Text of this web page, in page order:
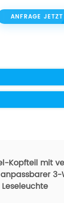
ANFRAGE JETZT
Kopfteil mit
3-
Leseleuchte